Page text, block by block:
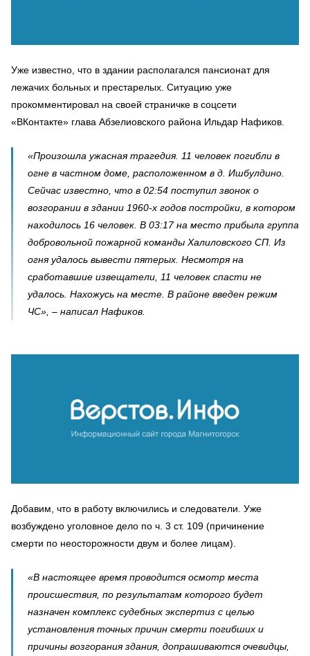
Уже известно, что в здании располагался пансионат для
лежачих больных и престарелых. Ситуацию уже
прокомментировал на своей страничке в соцсети
«ВКонтакте» глава Абзелиовского района Ильдар Нафиков.
«Произошла ужасная трагедия. 11 человек погибли в
огне в частном доме, расположенном в д. Ишбулдино.
Сейчас известно, что в 02:54 поступил звонок о
возгорании в здании 1960-х годов постройки, в котором
находилось 16 человек. В 03:17 на место прибыла группа
добровольной пожарной команды Халиловского СП. Из
огня удалось вывести пятерых. Несмотря на
сработавшие извещатели, 11 человек спасти не
удалось. Нахожусь на месте. В районе введен режим
ЧС», – написал Нафиков.
Добавим, что в работу включились и следователи. Уже
возбуждено уголовное дело по ч. 3 ст. 109 (причинение
смерти по неосторожности двум и более лицам).
«В настоящее время проводится осмотр места
происшествия, по результатам которого будет
назначен комплекс судебных экспертиз с целью
установления точных причин смерти погибших и
причины возгорания здания, допрашиваются очевидцы,